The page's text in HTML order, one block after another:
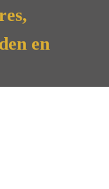
en